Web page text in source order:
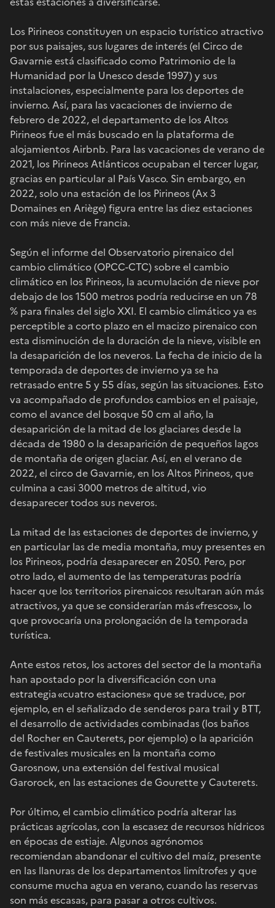
Los Pirineos constituyen un espacio turístico atractivo
por sus paisajes, sus lugares de interés (el Circo de
Gavarnie está clasificado como Patrimonio de la
Humanidad por la Unesco desde 1997) y sus
instalaciones, especialmente para los deportes de
invierno. Así, para las vacaciones de invierno de
febrero de 2022, el departamento de los Altos
Pirineos fue el más buscado en la plataforma de
alojamientos Airbnb. Para las vacaciones de verano de
2021, los Pirineos Atlánticos ocupaban el tercer lugar,
gracias en particular al País Vasco. Sin embargo, en
2022, solo una estación de los Pirineos (Ax 3
Domaines en Ariège) figura entre las diez estaciones
con más nieve de Francia.
Según el informe del Observatorio pirenaico del
cambio climático (OPCC-CTC) sobre el cambio
climático en los Pirineos, la acumulación de nieve por
debajo de los 1500 metros podría reducirse en un 78
% para finales del siglo XXI. El cambio climático ya es
perceptible a corto plazo en el macizo pirenaico con
esta disminución de la duración de la nieve, visible en
la desaparición de los neveros. La fecha de inicio de la
temporada de deportes de invierno ya se ha
retrasado entre 5 y 55 días, según las situaciones. Esto
va acompañado de profundos cambios en el paisaje,
como el avance del bosque 50 cm al año, la
desaparición de la mitad de los glaciares desde la
década de 1980 o la desaparición de pequeños lagos
de montaña de origen glaciar. Así, en el verano de
2022, el circo de Gavarnie, en los Altos Pirineos, que
culmina a casi 3000 metros de altitud, vio
desaparecer todos sus neveros.
La mitad de las estaciones de deportes de invierno, y
en particular las de media montaña, muy presentes en
los Pirineos, podría desaparecer en 2050. Pero, por
otro lado, el aumento de las temperaturas podría
hacer que los territorios pirenaicos resultaran aún más
atractivos, ya que se considerarían más «frescos», lo
que provocaría una prolongación de la temporada
turística.
Ante estos retos, los actores del sector de la montaña
han apostado por la diversificación con una
estrategia «cuatro estaciones» que se traduce, por
ejemplo, en el señalizado de senderos para trail y BTT,
el desarrollo de actividades combinadas (los baños
del Rocher en Cauterets, por ejemplo) o la aparición
de festivales musicales en la montaña como
Garosnow, una extensión del festival musical
Garorock, en las estaciones de Gourette y Cauterets.
Por último, el cambio climático podría alterar las
prácticas agrícolas, con la escasez de recursos hídricos
en épocas de estiaje. Algunos agrónomos
recomiendan abandonar el cultivo del maíz, presente
en las llanuras de los departamentos limítrofes y que
consume mucha agua en verano, cuando las reservas
son más escasas, para pasar a otros cultivos.